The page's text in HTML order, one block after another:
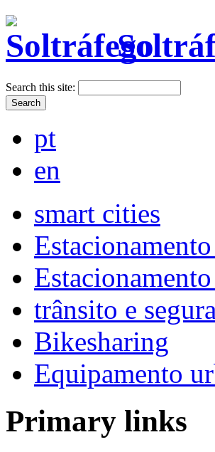
Search this site:
pt
en
smart cities
trânsito e
Bikesharing
Equipamento
Primary links